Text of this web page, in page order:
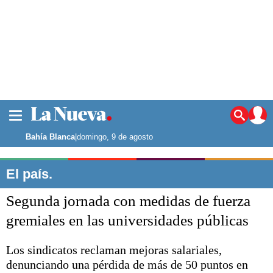
Noticias
La ciudad
Punta Alta
El mundo
Seguridad
Deportes
Escenario Olímpico
Liga del Sur
Bahía Blanca|domingo, 9 de agosto
El país.
Segunda jornada con medidas de fuerza
gremiales en las universidades públicas
Los sindicatos reclaman mejoras salariales,
denunciando una pérdida de más de 50 puntos en